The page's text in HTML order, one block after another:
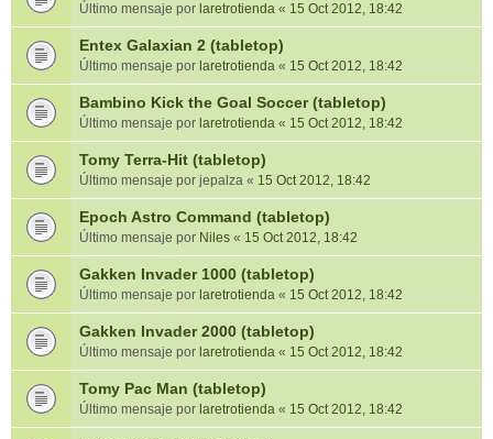
Último mensaje por laretrotienda « 15 Oct 2012, 18:42
Entex Galaxian 2 (tabletop)
Último mensaje por laretrotienda « 15 Oct 2012, 18:42
Bambino Kick the Goal Soccer (tabletop)
Último mensaje por laretrotienda « 15 Oct 2012, 18:42
Tomy Terra-Hit (tabletop)
Último mensaje por jepalza « 15 Oct 2012, 18:42
Epoch Astro Command (tabletop)
Último mensaje por Niles « 15 Oct 2012, 18:42
Gakken Invader 1000 (tabletop)
Último mensaje por laretrotienda « 15 Oct 2012, 18:42
Gakken Invader 2000 (tabletop)
Último mensaje por laretrotienda « 15 Oct 2012, 18:42
Tomy Pac Man (tabletop)
Último mensaje por laretrotienda « 15 Oct 2012, 18:42